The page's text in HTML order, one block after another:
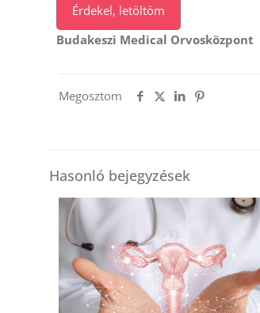
Érdekel, letöltöm
Budakeszi Medical Orvosközpont
Megosztom
Hasonló bejegyzések